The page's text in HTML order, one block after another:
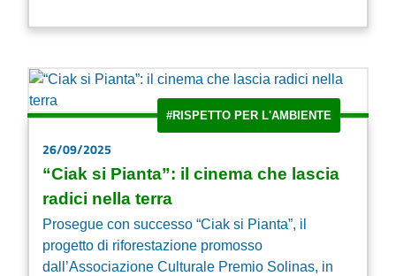
#RISPETTO PER L'AMBIENTE
26/09/2025
“Ciak si Pianta”: il cinema che lascia
radici nella terra
Prosegue con successo “Ciak si Pianta”, il
progetto di riforestazione promosso
dall’Associazione Culturale Premio Solinas, in